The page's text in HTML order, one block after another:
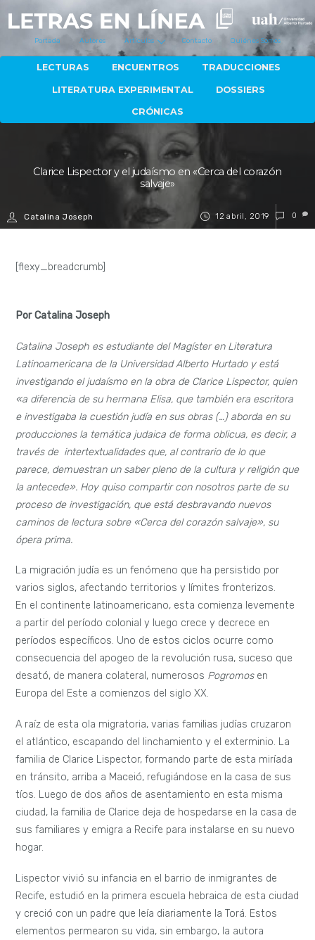
Portada Autores Artículos Contacto Quiénes Somos
LECTURAS ENCUENTROS TRADUCCIONES
LITERATURA EXPERIMENTAL DOSSIERS
CRÓNICAS
12 abril, 2019
Clarice Lispector y el judaísmo en «Cerca del corazón
salvaje»
Catalina Joseph 0
[flexy_breadcrumb]
Por Catalina Joseph
Catalina Joseph es estudiante del Magíster en Literatura
Latinoamericana de la Universidad Alberto Hurtado y está
investigando el judaísmo en la obra de Clarice Lispector, quien
«a diferencia de su hermana Elisa, que también era escritora
e investigaba la cuestión judía en sus obras (…) aborda en su
producciones la temática judaica de forma oblicua, es decir, a
través de intertextualidades que, al contrario de lo que
parece, demuestran un saber pleno de la cultura y religión que
la antecede». Hoy quiso compartir con nosotros parte de su
proceso de investigación, que está desbravando nuevos
caminos de lectura sobre «Cerca del corazón salvaje», su
ópera prima.
La migración judía es un fenómeno que ha persistido por
varios siglos, afectando territorios y límites fronterizos.
En el continente latinoamericano, esta comienza levemente
a partir del período colonial y luego crece y decrece en
períodos específicos. Uno de estos ciclos ocurre como
consecuencia del apogeo de la revolución rusa, suceso que
desató, de manera colateral, numerosos Pogromos en
Europa del Este a comienzos del siglo XX.
A raíz de esta ola migratoria, varias familias judías cruzaron
el atlántico, escapando del linchamiento y el exterminio. La
familia de Clarice Lispector, formando parte de esta miríada
en tránsito, arriba a Maceió, refugiándose en la casa de sus
tíos. Luego de dos años de asentamiento en esta misma
ciudad, la familia de Clarice deja de hospedarse en la casa de
sus familiares y emigra a Recife para instalarse en su nuevo
hogar.
Lispector vivió su infancia en el barrio de inmigrantes de
Recife, estudió en la primera escuela hebraica de esta ciudad
y creció con un padre que leía diariamente la Torá. Estos
elementos permearon su vida, sin embargo, la autora